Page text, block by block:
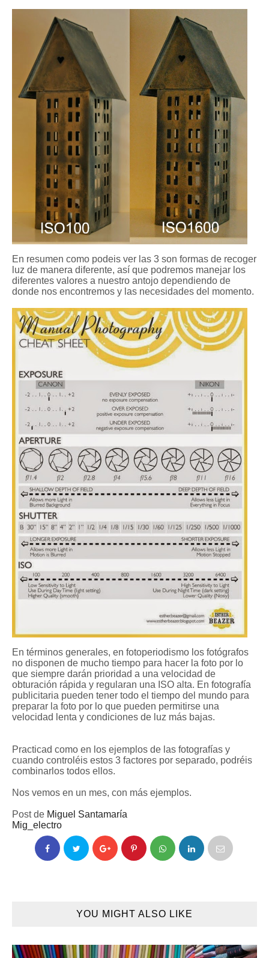
En resumen como podeis ver las 3 son formas de recoger
luz de manera diferente, así que podremos manejar los
diferentes valores a nuestro antojo dependiendo de
donde nos encontremos y las necesidades del momento.
En términos generales, en fotoperiodismo los fotógrafos
no disponen de mucho tiempo para hacer la foto por lo
que siempre darán prioridad a una velocidad de
obturación rápida y regularan una ISO alta. En fotografía
publicitaria pueden tener todo el tiempo del mundo para
preparar la foto por lo que pueden permitirse una
velocidad lenta y condiciones de luz más bajas.
Practicad como en los ejemplos de las fotografías y
cuando controléis estos 3 factores por separado, podréis
combinarlos todos ellos.
Nos vemos en un mes, con más ejemplos.
Post de Miguel Santamaría
Mig_electro
YOU MIGHT ALSO LIKE